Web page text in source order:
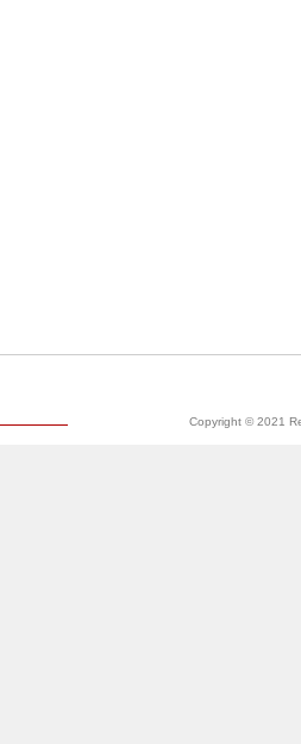
Copyright © 2021